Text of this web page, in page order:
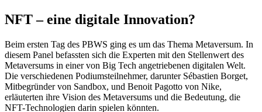
NFT – eine digitale Innovation?
Beim ersten Tag des PBWS ging es um das Thema Metaversum. In
diesem Panel befassten sich die Experten mit den Stellenwert des
Metaversums in einer von Big Tech angetriebenen digitalen Welt.
Die verschiedenen Podiumsteilnehmer, darunter Sébastien Borget,
Mitbegründer von Sandbox, und Benoit Pagotto von Nike,
erläuterten ihre Vision des Metaversums und die Bedeutung, die
NFT-Technologien darin spielen könnten.